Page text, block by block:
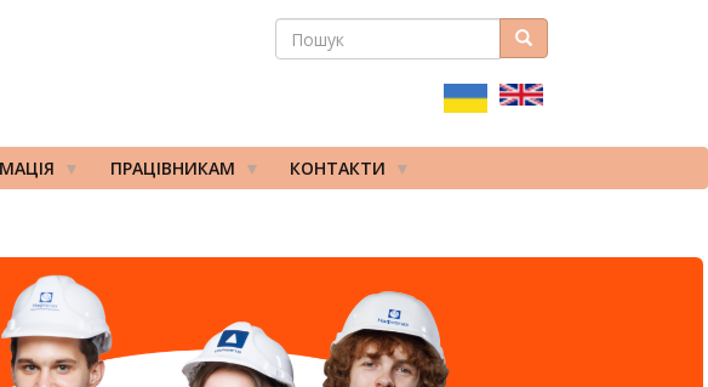
ПОШУКОВА
ПОШУК Пошук
ПРАЦІВНИКАМ КОНТАКТИ